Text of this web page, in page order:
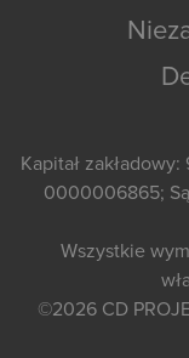
Kapitał zakładowy:
0000006865;
Wszystkie
©2026 CD